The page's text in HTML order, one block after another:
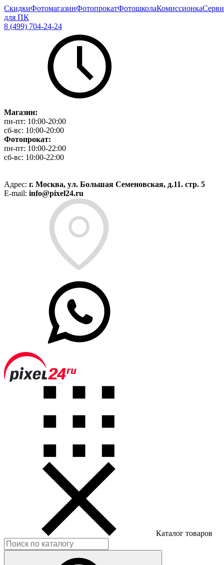
СкидкиФотомагазинФотопрокатФотошколаКомиссионка
для ПК
8 (499) 704-24-24
Магазин:
пн-пт: 10:00-20:00
сб-вс: 10:00-20:00
Фотопрокат:
пн-пт: 10:00-22:00
сб-вс: 10:00-22:00
Адрес: г. Москва, ул. Большая Семеновская, д.11. стр. 5
E-mail: info@pixel24.ru
Каталог товаров